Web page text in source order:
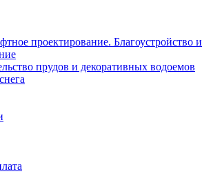
проектирование. Благоустройство и
прудов и декоративных водоемов